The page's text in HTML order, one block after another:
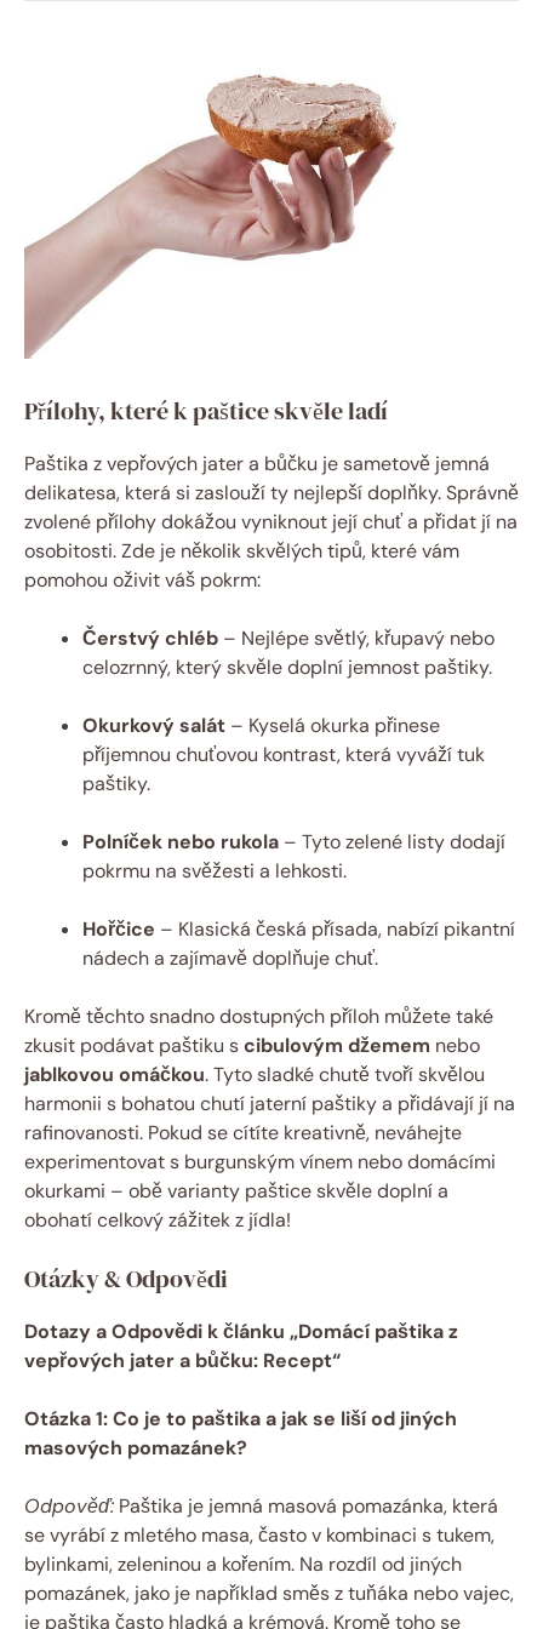
Přílohy, které k paštice skvěle ladí
Paštika z vepřových jater a bůčku je sametově jemná
delikatesa, která si zaslouží ty nejlepší doplňky. Správně
zvolené přílohy dokážou vyniknout její chuť a přidat jí na
osobitosti. Zde je několik skvělých tipů, které vám
pomohou oživit váš pokrm:
Čerstvý chléb – Nejlépe světlý, křupavý nebo
celozrnný, který skvěle doplní jemnost paštiky.
Okurkový salát – Kyselá okurka přinese
příjemnou chuťovou kontrast, která vyváží tuk
paštiky.
Polníček nebo rukola – Tyto zelené listy dodají
pokrmu na svěžesti a lehkosti.
Hořčice – Klasická česká přísada, nabízí pikantní
nádech a zajímavě doplňuje chuť.
Kromě těchto snadno dostupných příloh můžete také
zkusit podávat paštiku scibulovým džemem nebo
jablkovou omáčkou. Tyto sladké chutě tvoří skvělou
harmonii s bohatou chutí jaterní paštiky a přidávají jí na
rafinovanosti. Pokud se cítíte kreativně, neváhejte
experimentovat s burgunským vínem nebo domácími
okurkami – obě varianty paštice skvěle doplní a
obohatí celkový zážitek z jídla!
Otázky & Odpovědi
Dotazy a Odpovědi k článku „Domácí paštika z
vepřových jater a bůčku: Recept“
Otázka 1: Co je to paštika a jak se liší od jiných
masových pomazánek?
Odpověď: Paštika je jemná masová pomazánka, která
se vyrábí z mletého masa, často v kombinaci s tukem,
bylinkami, zeleninou a kořením. Na rozdíl od jiných
pomazánek, jako je například směs z tuňáka nebo vajec,
je paštika často hladká a krémová. Kromě toho se